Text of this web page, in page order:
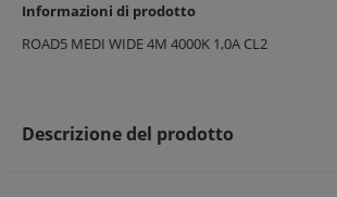
Informazioni di prodotto
ROAD5 MEDI WIDE 4M 4000K 1,0A CL2
Descrizione del prodotto